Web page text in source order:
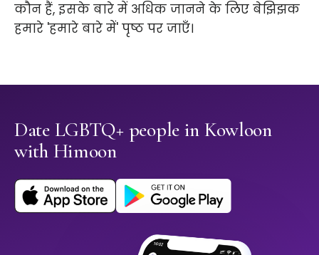
कौन हैं, इसके बारे में अधिक जानने के लिए बेझिझक
हमारे 'हमारे बारे में' पृष्ठ पर जाएँ।
Date LGBTQ+ people in Kowloon
with Himoon